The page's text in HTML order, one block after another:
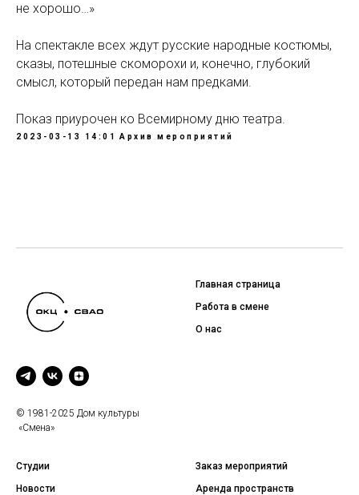
не хорошо…»
На спектакле всех ждут русские народные костюмы,
сказы, потешные скоморохи и, конечно, глубокий
смысл, который передан нам предками.
Показ приурочен ко Всемирному дню театра.
2023-03-13 14:01 Архив мероприятий
© 1981-2025 Дом культуры
«Смена»
Главная страница
Работа в смене
О нас
Студии
Новости
Заказ мероприятий
Аренда пространств